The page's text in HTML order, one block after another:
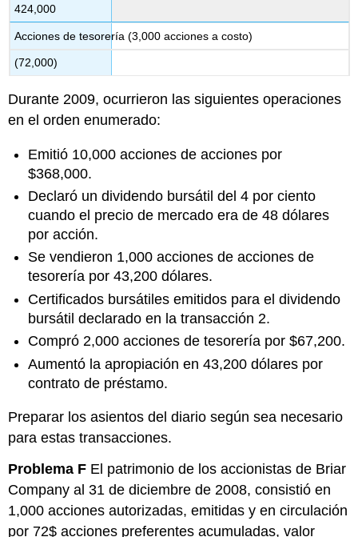
424,000
Acciones de tesorería (3,000 acciones a costo)
(72,000)
Durante 2009, ocurrieron las siguientes operaciones
en el orden enumerado:
Emitió 10,000 acciones de acciones por
$368,000.
Declaró un dividendo bursátil del 4 por ciento
cuando el precio de mercado era de 48 dólares
por acción.
Se vendieron 1,000 acciones de acciones de
tesorería por 43,200 dólares.
Certificados bursátiles emitidos para el dividendo
bursátil declarado en la transacción 2.
Compró 2,000 acciones de tesorería por $67,200.
Aumentó la apropiación en 43,200 dólares por
contrato de préstamo.
Preparar los asientos del diario según sea necesario
para estas transacciones.
Problema F El patrimonio de los accionistas de Briar
Company al 31 de diciembre de 2008, consistió en
1,000 acciones autorizadas, emitidas y en circulación
por 72$ acciones preferentes acumuladas, valor